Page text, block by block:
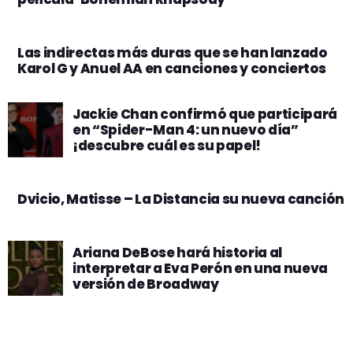
Las indirectas más duras que se han lanzado
Karol G y Anuel AA en canciones y conciertos
Jackie Chan confirmó que participará
en “Spider-Man 4: un nuevo día”
¡descubre cuál es su papel!
Dvicio, Matisse – La Distancia su nueva canción
Ariana DeBose hará historia al
interpretar a Eva Perón en una nueva
versión de Broadway